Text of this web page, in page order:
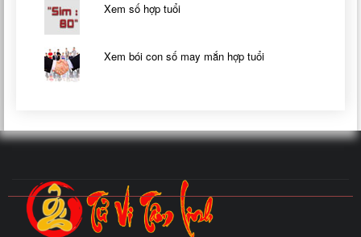
Xem số hợp tuổi
Xem bói con số may mắn hợp tuổi